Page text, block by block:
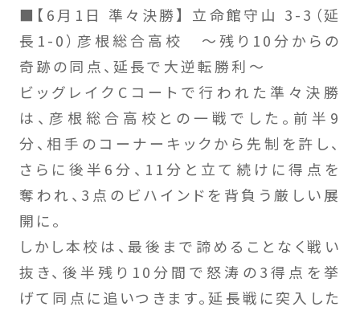
■【6月1日 準々決勝】 立命館守山 3-3（延
長1-0）彦根総合高校 〜残り10分からの
奇跡の同点、延長で大逆転勝利〜
ビッグレイクCコートで行われた準々決勝
は、彦根総合高校との一戦でした。前半9
分、相手のコーナーキックから先制を許し、
さらに後半6分、11分と立て続けに得点を
奪われ、3点のビハインドを背負う厳しい展
開に。
しかし本校は、最後まで諦めることなく戦い
抜き、後半残り10分間で怒涛の3得点を挙
げて同点に追いつきます。延長戦に突入した